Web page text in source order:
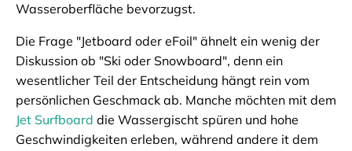
Wasseroberfläche bevorzugst.
Die Frage "Jetboard oder eFoil" ähnelt ein wenig der
Diskussion ob "Ski oder Snowboard", denn ein
wesentlicher Teil der Entscheidung hängt rein vom
persönlichen Geschmack ab. Manche möchten mit dem
Jet Surfboard die Wassergischt spüren und hohe
Geschwindigkeiten erleben, während andere it dem